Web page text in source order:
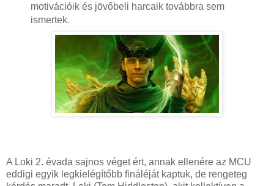
motivációik és jövőbeli harcaik továbbra sem
ismertek.
A Loki 2. évada sajnos véget ért, annak ellenére az MCU
eddigi egyik legkielégítőbb fináléját kaptuk, de rengeteg